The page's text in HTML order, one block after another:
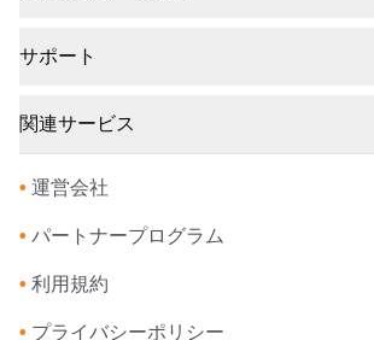
サポート
関連サービス
• 運営会社
• パートナープログラム
• 利用規約
• プライバシーポリシー